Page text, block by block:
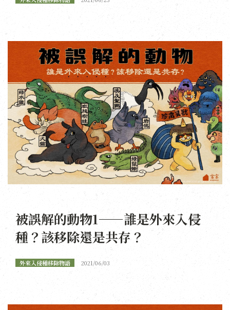
被誤解的動物1——誰是外來入侵
種？該移除還是共存？
外來入侵種移除物語 2021/06/03